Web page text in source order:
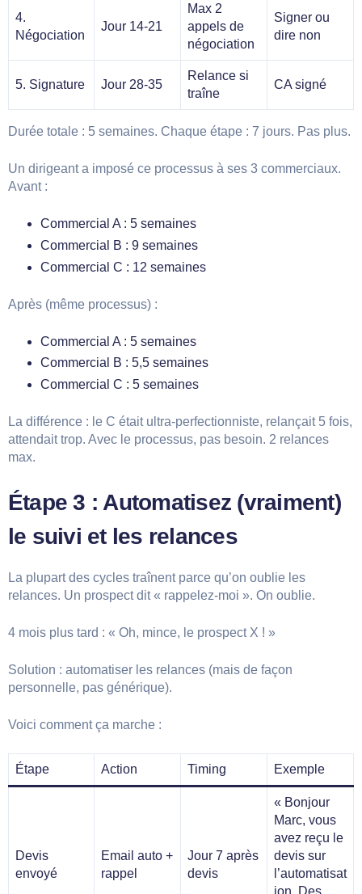
4.
Négociation
Jour 14-21
Max 2
appels de
négociation
Signer ou
dire non
5. Signature Jour 28-35
Relance si
traîne
CA signé
Durée totale : 5 semaines. Chaque étape : 7 jours. Pas plus.
Un dirigeant a imposé ce processus à ses 3 commerciaux.
Avant :
Commercial A : 5 semaines
Commercial B : 9 semaines
Commercial C : 12 semaines
Après (même processus) :
Commercial A : 5 semaines
Commercial B : 5,5 semaines
Commercial C : 5 semaines
La différence : le C était ultra-perfectionniste, relançait 5 fois,
attendait trop. Avec le processus, pas besoin. 2 relances
max.
Étape 3 : Automatisez (vraiment)
le suivi et les relances
La plupart des cycles traînent parce qu’on oublie les
relances. Un prospect dit « rappelez-moi ». On oublie.
4 mois plus tard : « Oh, mince, le prospect X ! »
Solution : automatiser les relances (mais de façon
personnelle, pas générique).
Voici comment ça marche :
Étape Action Timing Exemple
Devis
envoyé
Email auto +
rappel
Jour 7 après
devis
« Bonjour
Marc, vous
avez reçu le
devis sur
l’automatisat
ion. Des